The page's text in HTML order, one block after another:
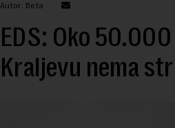
Autor: Beta
EDS: Oko
Kraljevu nema